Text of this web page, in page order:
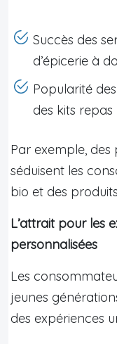
Succès des
d’épicerie à
Popularité
des kits repas
Par exemple,
séduisent les
bio et des
L’attrait pour les
personnalisées
Les
jeunes
des expériences